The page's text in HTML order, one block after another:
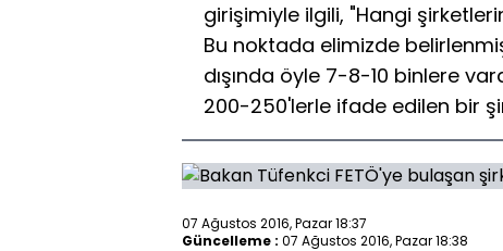
girişimiyle ilgili, "Hangi
Bu noktada elimizde
dışında öyle 7-8-10 binlere
200-250'lerle ifade edilen bir
07 Ağustos 2016, Pazar 18:37
Güncelleme : 07 Ağustos 2016, Pazar 18:38